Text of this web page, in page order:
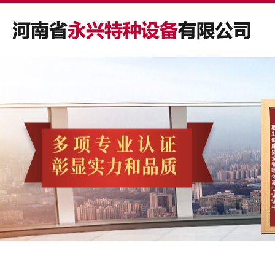
关于我们
河南省永兴特种设备有限公司创立于80年代初期，是国
家质量监督检验检疫总局定点的*级锅炉和A2级压力容
器的制造企业，同时，也是一家具备1级锅炉安装、改
造、维修资质的企业。
主营产品
公司主要从事燃油燃气锅炉、生物质锅炉、导热油锅
炉、电加热锅炉、压力容器及蒸压釜等产品的研发、制
造、销售与安装，产品覆盖八大种类、23个系列和240多
种型号。
查看详情
新闻资讯
以质量为己任、以品质求生存、以诚信谋发展是我公司
一贯的经营宗旨；诚信对待每一位客户的合作和终身技
术服务是我公司长期不变的承诺。
查看详情
合作案例
公司主要从事燃油燃气锅炉、生物质锅炉、导热油锅
炉、电加热锅炉、压力容器及蒸压釜等产品的研发、制
造、销售与安装，产品覆盖八大种类、23个系列和240多
种型号。
查看详情
应用行业
公司主要从事燃油燃气锅炉、生物质锅炉、导热油锅
炉、电加热锅炉、压力容器及蒸压釜等产品的研发、制
造、销售与安装，产品覆盖八大种类、23个系列和240多
种型号。
查看详情